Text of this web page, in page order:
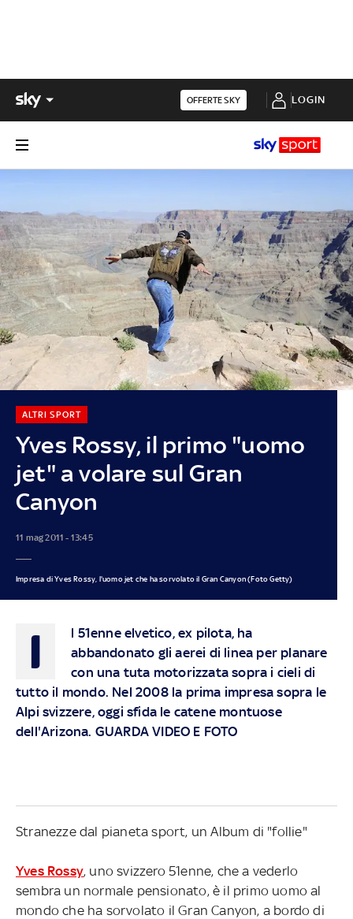
OFFERTE SKY LOGIN
Yves Rossy, il primo "uomo
jet" a volare sul Gran
Canyon
ALTRI SPORT
11 mag 2011 - 13:45
Impresa di Yves Rossy, l'uomo jet che ha sorvolato il Gran Canyon (Foto Getty)
I
l 51enne elvetico, ex pilota, ha
abbandonato gli aerei di linea per planare
con una tuta motorizzata sopra i cieli di
tutto il mondo. Nel 2008 la prima impresa sopra le
Alpi svizzere, oggi sfida le catene montuose
dell'Arizona. GUARDA VIDEO E FOTO
Stranezze dal pianeta sport, un Album di "follie"
Yves Rossy, uno svizzero 51enne, che a vederlo
sembra un normale pensionato, è il primo uomo al
mondo che ha sorvolato il Gran Canyon, a bordo di